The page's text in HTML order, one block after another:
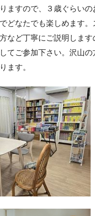
ますので、３歳ぐらいの
どなたでも楽しめます。
など丁寧にご説明します
てご参加下さい。沢山の
ます。